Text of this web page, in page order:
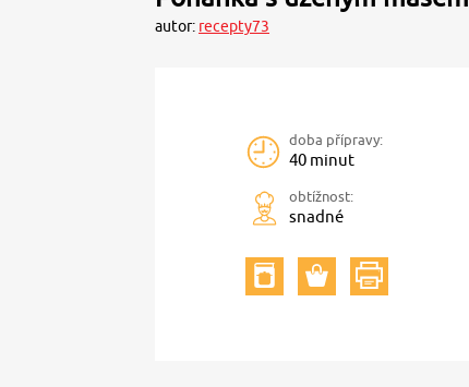
autor: recepty73
doba přípravy:
40 minut
obtížnost:
snadné